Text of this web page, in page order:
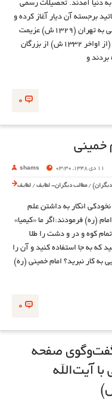
به دنيا آمدند. تحصيلات رسمي
برجسته آن ديار آغاز كرده و
براي تكميل علوم عقلي به تهران (1329ش) عزيمت
كردند. سپس در قم (از اواخر 1332ش) از بزرگان
و
0
خمینی
shams 11 دی 1348, 03:30
/مطالب دیگران- لطایف / لطایف
انکار به داشتن علم
(ره) فرمودند:اگر ما «کیمیا»
کوه و در و دشت را طلا
که به جا استفاده کنید و آن را
به کار نبرید؟ امام خمینی (ره)
0
گفت‌وگوی صفحه
آيت‌الله